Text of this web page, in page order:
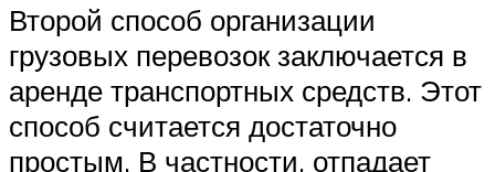
Второй способ организации
грузовых перевозок заключается в
аренде транспортных средств. Этот
способ считается достаточно
простым. В частности, отпадает